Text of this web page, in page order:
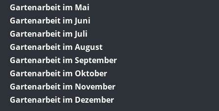
Gartenarbeit im Mai
Gartenarbeit im Juni
Gartenarbeit im Juli
Gartenarbeit im August
Gartenarbeit im September
Gartenarbeit im Oktober
Gartenarbeit im November
Gartenarbeit im Dezember